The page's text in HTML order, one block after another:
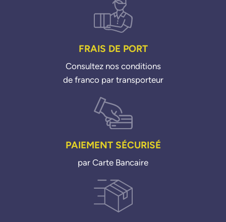
149568021R
8200946078
FRAIS DE PORT
Consultez nos conditions
de franco par transporteur
PAIEMENT SÉCURISÉ
par Carte Bancaire